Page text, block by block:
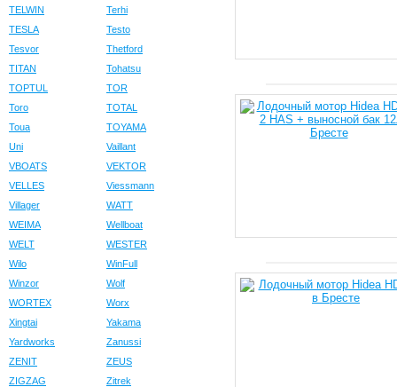
TELWIN
Terhi
TESLA
Testo
Tesvor
Thetford
TITAN
Tohatsu
TOPTUL
TOR
Toro
TOTAL
Toua
TOYAMA
Uni
Vaillant
VBOATS
VEKTOR
VELLES
Viessmann
Villager
WATT
WEIMA
Wellboat
WELT
WESTER
Wilo
WinFull
Winzor
Wolf
WORTEX
Worx
Xingtai
Yakama
Yardworks
Zanussi
ZENIT
ZEUS
ZIGZAG
Zitrek